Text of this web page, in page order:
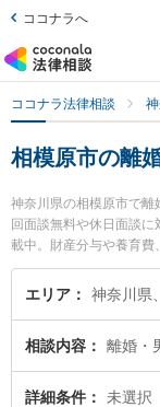
ココナラへ
ココナラ法律相談
相模原市の離
神奈川県の相模原市で離
回面談無料や休日面談
載中。財産分与や養育
す。特に吉村法律事務
模原支店の福本 拓眞弁
い』『離婚・男女問題
い』『初回相談無料で
相談予約したい』など
エリア
相談内容 離婚・
詳細条件 未選択